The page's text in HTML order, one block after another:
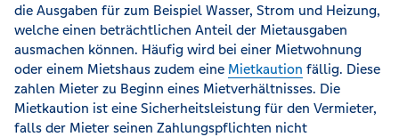
die Ausgaben für zum Beispiel Wasser, Strom und Heizung,
welche einen beträchtlichen Anteil der Mietausgaben
ausmachen können. Häufig wird bei einer Mietwohnung
oder einem Mietshaus zudem eine Mietkaution fällig. Diese
zahlen Mieter zu Beginn eines Mietverhältnisses. Die
Mietkaution ist eine Sicherheitsleistung für den Vermieter,
falls der Mieter seinen Zahlungspflichten nicht